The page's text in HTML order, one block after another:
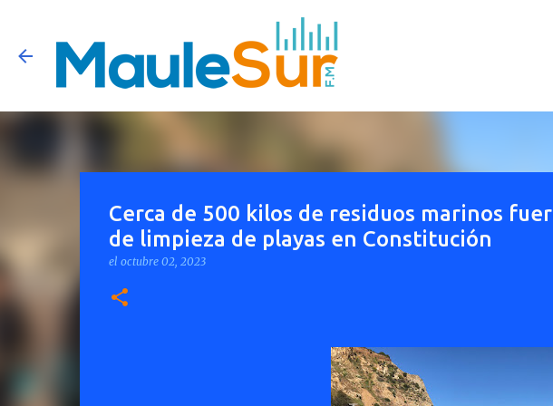
Cerca de 500 kilos de residuos marinos
de limpieza de playas en Constitución
el octubre 02, 2023